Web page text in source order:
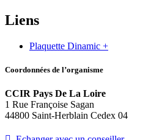
Liens
Plaquette Dinamic +
Coordonnées de l’organisme
CCIR Pays De La Loire
1 Rue Françoise Sagan
44800 Saint-Herblain Cedex 04